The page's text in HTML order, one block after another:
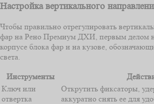
Настройка вертикального
Чтобы правильно отрегулировать
фар на Рено Премиум ДХИ, первым делом
корпусе блока фар и на кузове,
света.
Инструменты
Ключ или
отвертка
Открутить фиксаторы,
аккуратно снять ее для